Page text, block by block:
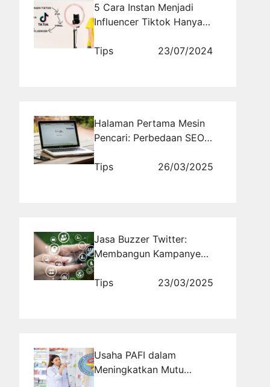
5 Cara Instan Menjadi
Influencer Tiktok Hanya
Tips
23/07/2024
Halaman Pertama Mesin
Pencari: Perbedaan SEO
dalam Meningkatkan
Tips 26/03/2025
Jasa Buzzer Twitter:
Membangun Kampanye
Terkini
Tips 23/03/2025
Usaha PAFI dalam
Meningkatkan Mutu